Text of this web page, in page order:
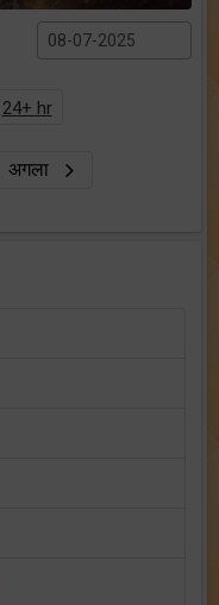
24+ hr
अगला